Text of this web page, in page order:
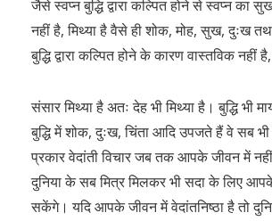
जैसे स्वप्न बुद्धि द्वारा कल्पित होने से स्वप्न का
नहीं है, मिथ्या है वैसे ही शोक, मोह, सुख, दुःख
बुद्धि द्वारा कल्पित होने के कारण वास्तविक नहीं
संसार मिथ्या है अतः देह भी मिथ्या है। बुद्धि भी
बुद्धि में शोक, दुःख, चिंता आदि उपजते हैं वे सब
प्रकार वेदांती विचार जब तक आपके जीवन में
दुनिया के सब मित्र मिलकर भी सदा के लिए
सकेंगे। यदि आपके जीवन में वेदांतनिष्ठा है तो